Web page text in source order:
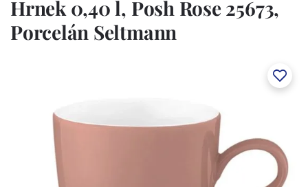
Hrnek 0,40 l, Posh Rose 25673,
Porcelán Seltmann